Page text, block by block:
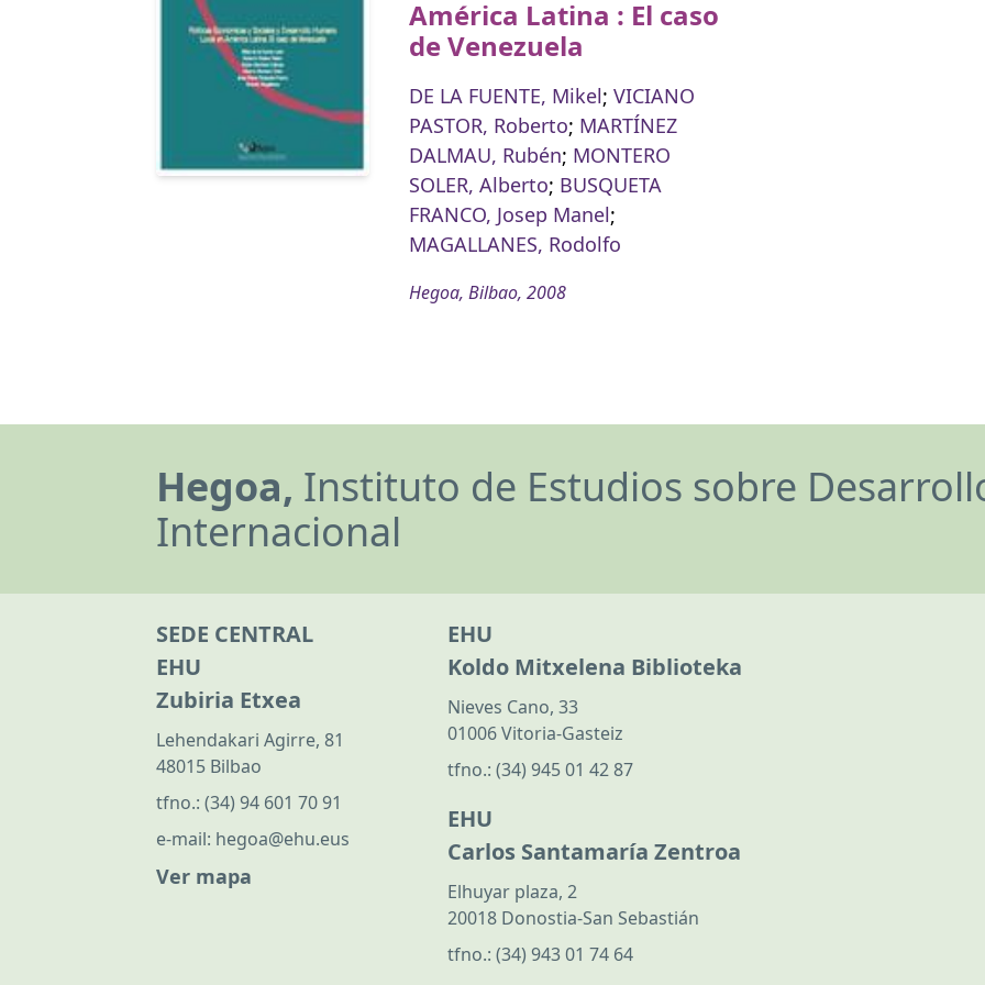
América Latina : El caso
de Venezuela
DE LA FUENTE, Mikel; VICIANO
PASTOR, Roberto; MARTÍNEZ
DALMAU, Rubén; MONTERO
SOLER, Alberto; BUSQUETA
FRANCO, Josep Manel;
MAGALLANES, Rodolfo
Hegoa, Bilbao, 2008
Hegoa, Instituto de Estudios sobre
Internacional
SEDE CENTRAL
EHU
Zubiria Etxea
Lehendakari Agirre, 81
48015 Bilbao
tfno.: (34) 94 601 70 91
e-mail: hegoa@ehu.eus
Ver mapa
EHU
Koldo Mitxelena Biblioteka
Nieves Cano, 33
01006 Vitoria-Gasteiz
tfno.: (34) 945 01 42 87
EHU
Carlos Santamaría Zentroa
Elhuyar plaza, 2
20018 Donostia-San Sebastián
tfno.: (34) 943 01 74 64